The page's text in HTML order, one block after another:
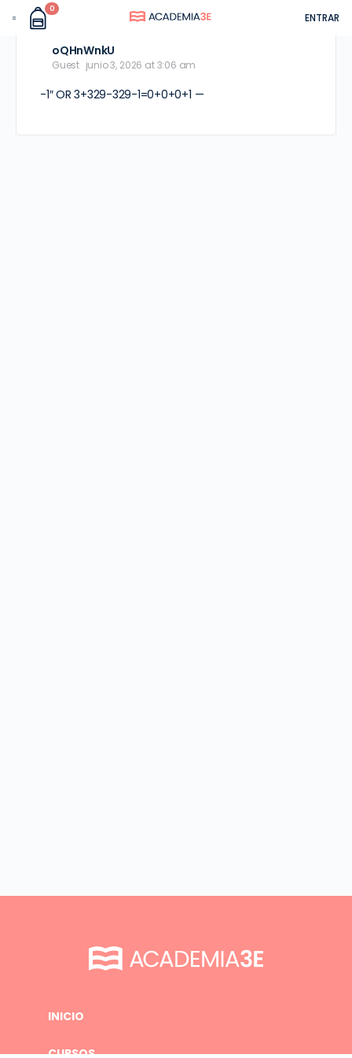
0
ENTRAR
oQHnWnkU
Guest junio 3, 2026 at 3:06 am
-1″ OR 3+329-329-1=0+0+0+1 —
INICIO
CURSOS